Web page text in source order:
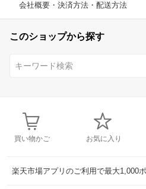
会社概要・決済方法・配送方法
このショップから探す
買い物かご お気に入り
楽天市場アプリのご利用で最大1,000